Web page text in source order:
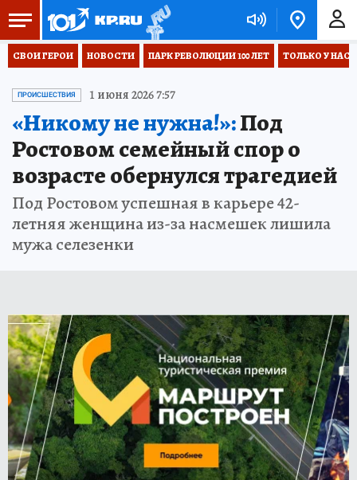
СВОИ ГЕРОИ НОВОСТИ ПАРК РЕВОЛЮЦИИ 100 ЛЕТ ТОЛЬКО У НАС
ПРОИСШЕСТВИЯ 1 июня 2026 7:57
«Никому не нужна!»:Под
Ростовом семейный спор о
возрасте обернулся трагедией
Под Ростовом успешная в карьере 42-
летняя женщина из-за насмешек лишила
мужа селезенки